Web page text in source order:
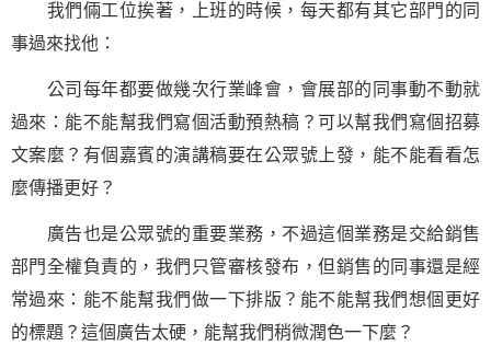
我們倆工位挨著，上班的時候，每天都有其它部門的同
事過來找他：
公司每年都要做幾次行業峰會，會展部的同事動不動就
過來：能不能幫我們寫個活動預熱稿？可以幫我們寫個招募
文案麼？有個嘉賓的演講稿要在公眾號上發，能不能看看怎
麼傳播更好？
廣告也是公眾號的重要業務，不過這個業務是交給銷售
部門全權負責的，我們只管審核發布，但銷售的同事還是經
常過來：能不能幫我們做一下排版？能不能幫我們想個更好
的標題？這個廣告太硬，能幫我們稍微潤色一下麼？